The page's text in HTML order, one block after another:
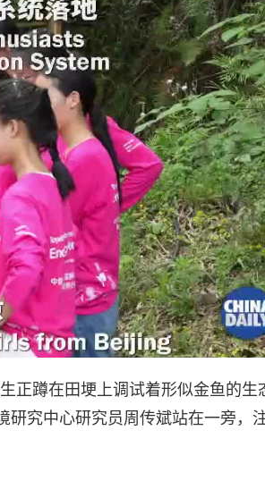
正蹲在田埂上调试着形似金鱼的生
研究中心研究员周传斌站在一旁，